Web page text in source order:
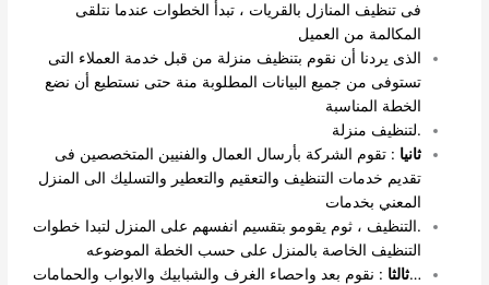
فى تنظيف المنازل بالقريات ، تبدأ الخطوات عندما نتلقى
المكالمة من العميل
الذى يردنا أن نقوم بتنظيف منزلة من قبل خدمة العملاء التى
تستوفى من جميع البيانات المطلوبة منة حتى نستطيع أن نضع
الخطة المناسبة
.لتنظيف منزلة
ثانيا : تقوم الشركة بأرسال العمال والفنيين المتخصصين فى
تقديم خدمات التنظيف والتعقيم والتعطير والتسليك الى المنزل
المعني بخدمات
.التنظيف ، ثوم يقومو بتقسيم انفسهم على المنزل لتبدا خطوات
التنظيف الخاصة بالمنزل على حسب الخطة الموضوعه
…ثالثا : نقوم بعد واحصاء الغرف والشبابيك والابواب والحمامات